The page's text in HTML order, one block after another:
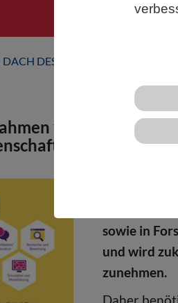
DES VBIO
vorgelegt:
Künstliche
sowie in
und wird
zunehmen.